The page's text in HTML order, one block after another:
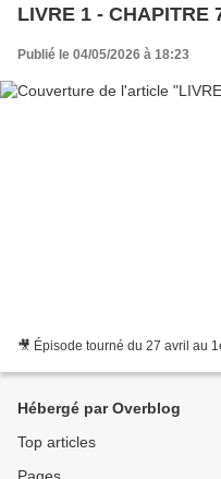
LIVRE 1 - CHAPITRE
Publié le 04/05/2026 à 18:23
🎥 Épisode tourné du 27 avril au
Hébergé par Overblog
Top articles